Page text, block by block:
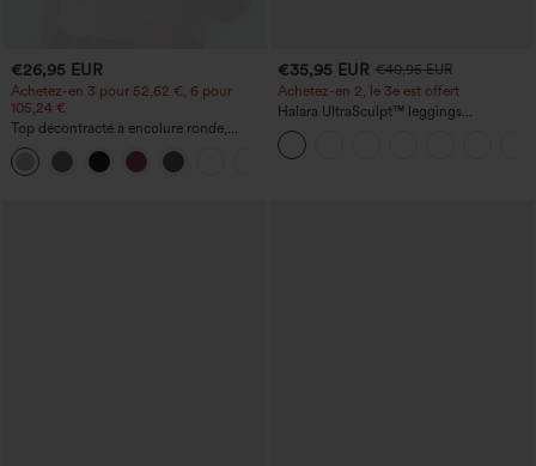
€26,95 EUR
Achetez-en 3 pour 52,62 €, 6 pour
105,24 €
Top décontracté à encolure ronde,
manches chauve-souris et coupe ample
€35,95 EUR €40,95 EUR
Achetez-en 2, le 3e est offert
Halara UltraSculpt™ leggings
d'entraînement taille haute — fronces
liftantes pour le fessier, maintien gainant
du ventre et poche